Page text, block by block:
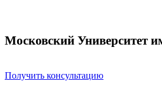
Московский Университет
Получить консультацию